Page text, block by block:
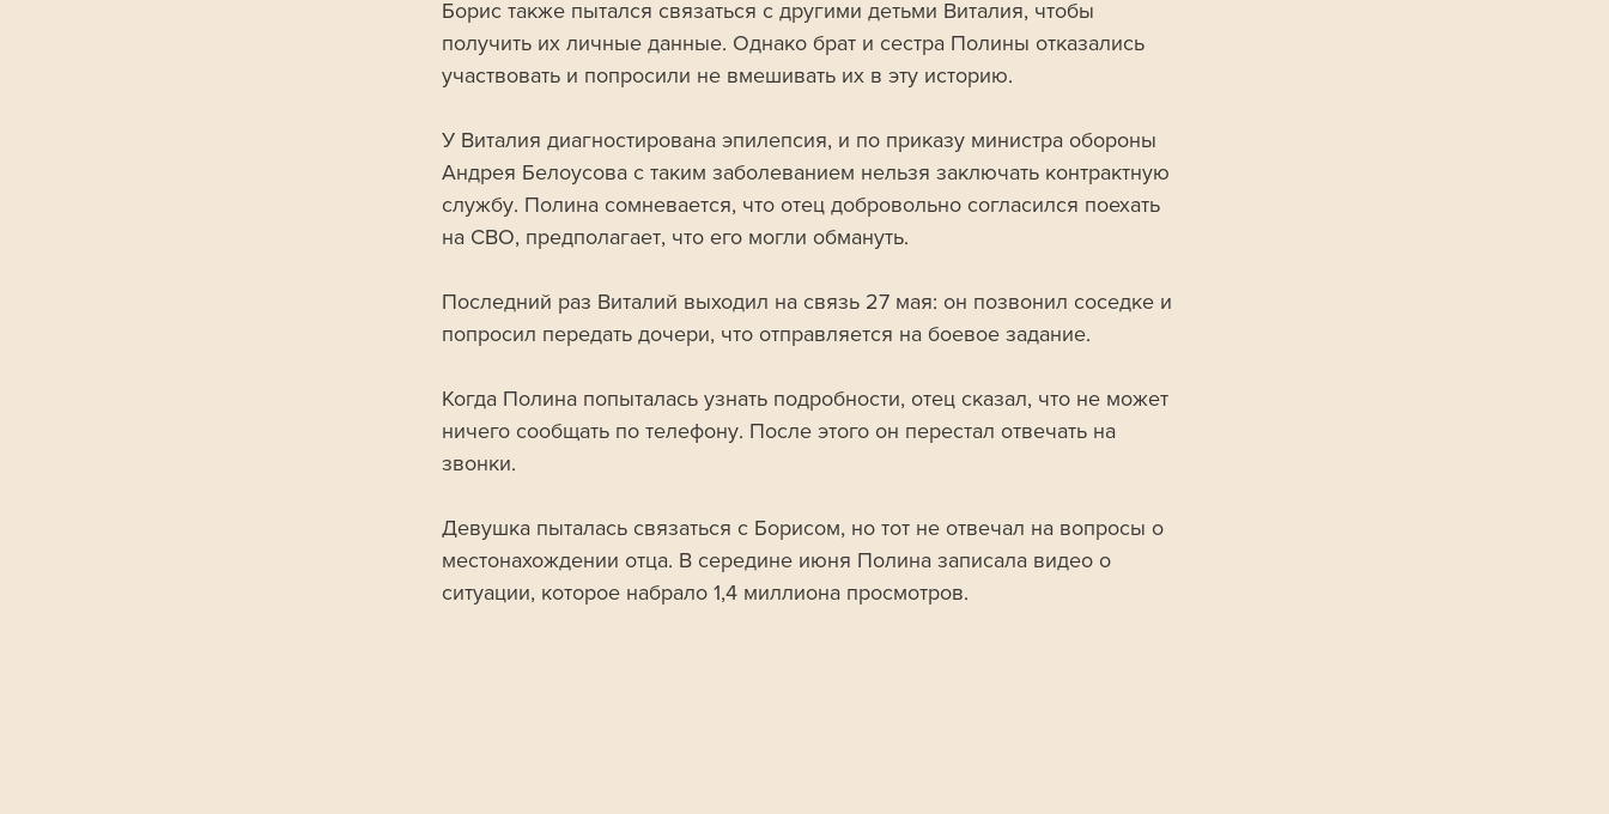
Борис также пытался связаться с другими детьми Виталия, чтобы
получить их личные данные. Однако брат и сестра Полины отказались
участвовать и попросили не вмешивать их в эту историю.
У Виталия диагностирована эпилепсия, и по приказу министра обороны
Андрея Белоусова с таким заболеванием нельзя заключать контрактную
службу. Полина сомневается, что отец добровольно согласился поехать
на СВО, предполагает, что его могли обмануть.
Последний раз Виталий выходил на связь 27 мая: он позвонил соседке и
попросил передать дочери, что отправляется на боевое задание.
Когда Полина попыталась узнать подробности, отец сказал, что не может
ничего сообщать по телефону. После этого он перестал отвечать на
звонки.
Девушка пыталась связаться с Борисом, но тот не отвечал на вопросы о
местонахождении отца. В середине июня Полина записала видео о
ситуации, которое набрало 1,4 миллиона просмотров.